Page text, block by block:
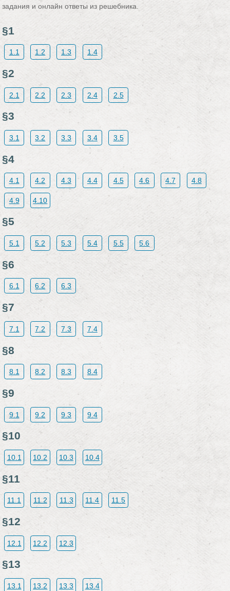
задания и онлайн ответы из решебника.
§1
1.1 1.2 1.3 1.4
§2
2.1 2.2 2.3 2.4 2.5
§3
3.1 3.2 3.3 3.4 3.5
§4
4.1 4.2 4.3 4.4 4.5 4.6 4.7 4.8
4.9 4.10
§5
5.1 5.2 5.3 5.4 5.5 5.6
§6
6.1 6.2 6.3
§7
7.1 7.2 7.3 7.4
§8
8.1 8.2 8.3 8.4
§9
9.1 9.2 9.3 9.4
§10
10.1 10.2 10.3 10.4
§11
11.1 11.2 11.3 11.4 11.5
§12
12.1 12.2 12.3
§13
13.1 13.2 13.3 13.4